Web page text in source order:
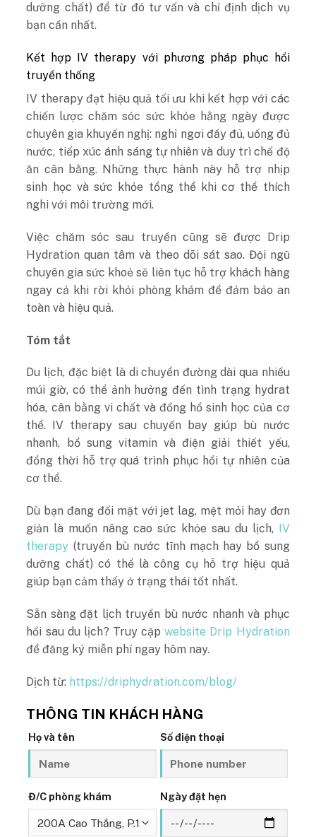
dưỡng chất) để từ đó tư vấn và chỉ định dịch vụ
bạn cần nhất.
Kết hợp IV therapy với phương pháp phục hồi
truyền thống
IV therapy đạt hiệu quả tối ưu khi kết hợp với các
chiến lược chăm sóc sức khỏe hằng ngày được
chuyên gia khuyến nghị: nghỉ ngơi đầy đủ, uống đủ
nước, tiếp xúc ánh sáng tự nhiên và duy trì chế độ
ăn cân bằng. Những thực hành này hỗ trợ nhịp
sinh học và sức khỏe tổng thể khi cơ thể thích
nghi với môi trường mới.
Việc chăm sóc sau truyền cũng sẽ được Drip
Hydration quan tâm và theo dõi sát sao. Đội ngũ
chuyên gia sức khoẻ sẽ liên tục hỗ trợ khách hàng
ngay cả khi rời khỏi phòng khám để đảm bảo an
toàn và hiệu quả.
Tóm tắt
Du lịch, đặc biệt là di chuyển đường dài qua nhiều
múi giờ, có thể ảnh hưởng đến tình trạng hydrat
hóa, cân bằng vi chất và đồng hồ sinh học của cơ
thể. IV therapy sau chuyến bay giúp bù nước
nhanh, bổ sung vitamin và điện giải thiết yếu,
đồng thời hỗ trợ quá trình phục hồi tự nhiên của
cơ thể.
Dù bạn đang đối mặt với jet lag, mệt mỏi hay đơn
giản là muốn nâng cao sức khỏe sau du lịch,
IV
therapy (truyền bù nước tĩnh mạch hay bổ sung
dưỡng chất) có thể là công cụ hỗ trợ hiệu quả
giúp bạn cảm thấy ở trạng thái tốt nhất.
Sẵn sàng đặt lịch truyền bù nước nhanh và phục
hồi sau du lịch? Truy cậpwebsite Drip Hydration
để đăng ký miễn phí ngay hôm nay.
Dịch từ: https://driphydration.com/blog/
THÔNG TIN KHÁCH HÀNG
Họ và tên Số điện thoại
Đ/C phòng khám Ngày đặt hẹn